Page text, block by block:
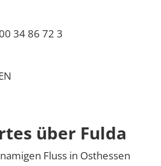
34 86 72 3
über Fulda
Fluss in Osthessen